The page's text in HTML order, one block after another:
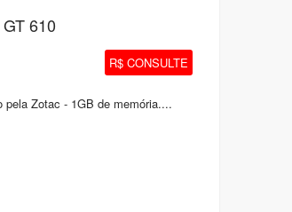
610
R$ CONSULTE
pela Zotac - 1GB de memória....